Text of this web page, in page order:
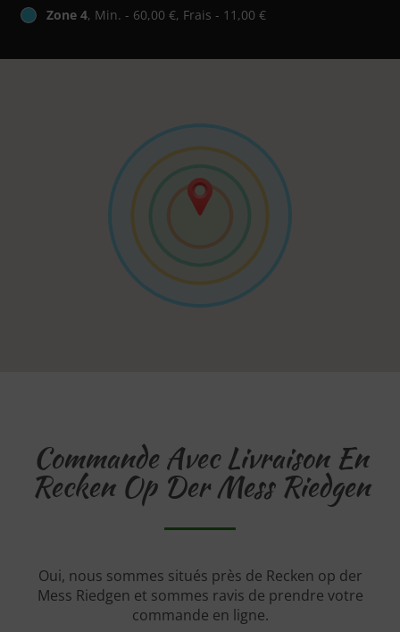
Zone 4, Min. - 60,00 €, Frais - 11,00 €
Commande Avec Livraison En
Recken Op Der Mess Riedgen
Oui, nous sommes situés près de Recken op der
Mess Riedgen et sommes ravis de prendre votre
commande en ligne.